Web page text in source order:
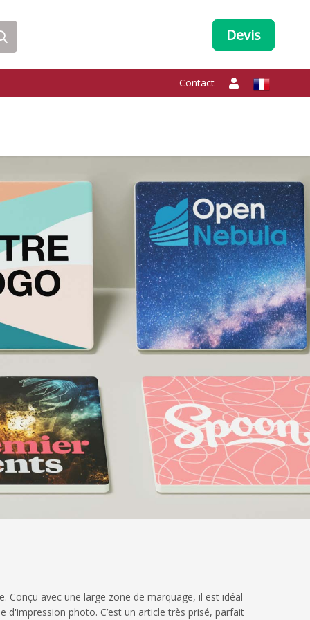
Devis
Contact
avec une large zone de marquage, il est idéal
photo. C’est un article très prisé, parfait